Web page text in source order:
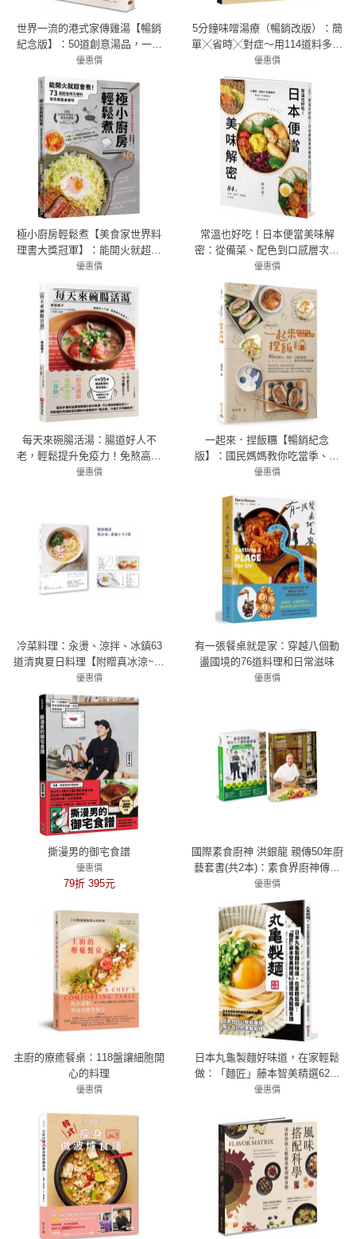
世界一流的港式家傳雞湯【暢銷
紀念版】：50道創意湯品，一日
一湯常保健康
優惠價
5分鐘味噌湯療（暢銷改版）：簡
單╳省時╳對症～用114道料多味
美的味噌湯喝出每日健康
優惠價
79折 284元
極小廚房輕鬆煮【美食家世界料
理書大獎冠軍】：能開火就超會
煮！73道超省時方便的零失敗餐
優惠價
常溫也好吃！日本便當美味解
密：從備菜、配色到口感層次，
揭開日本媽媽的便當設計學
優惠價
78折 389元
每天來碗腸活湯：腸道好人不
老，輕鬆提升免疫力！免熬高湯
55道美味湯品
優惠價
一起來．捏飯糰【暢銷紀念
版】：國民媽媽教你吃當季、選
在地，80款當點心、便當、主餐
優惠價
冷菜料理：汆燙、涼拌、冰鎮63
道清爽夏日料理【附贈真冰涼~書
籤小卡2張，用最簡單的步驟做最
好吃料理】
優惠價
79折 332元
有一張餐桌就是家：穿越八個動
盪國境的76道料理和日常滋味
優惠價
撕漫男的御宅食譜
優惠價
79折 395元
國際素食廚神 洪銀龍 親傳50年廚
藝套書(共2本)：素食界廚神傳授
天天愛吃健康素+國際素食廚神傳
授50年廚藝美味祕笈
優惠價
69折 725元
主廚的療癒餐桌：118盤讓細胞開
心的料理
優惠價
日本丸龜製麵好味道，在家輕鬆
做：「麵匠」藤本智美精選62道
讚岐烏龍麵食譜
優惠價